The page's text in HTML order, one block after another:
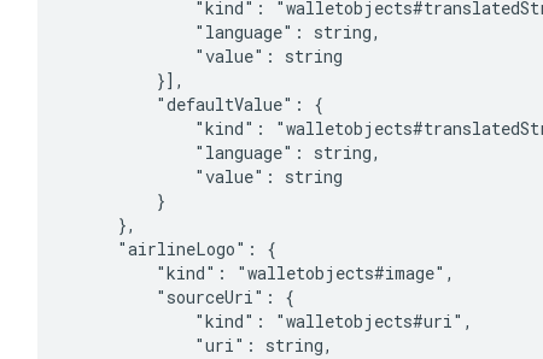
"kind":
                    "language": string,
                    "value": string
                }],
                "defaultValue": {
"kind":
                    "language": string,
                    "value": string
                }
            },
            "airlineLogo": {
                "kind": "walletobjects#image",
                "sourceUri": {
                    "kind": "walletobjects#uri",
                    "uri": string,